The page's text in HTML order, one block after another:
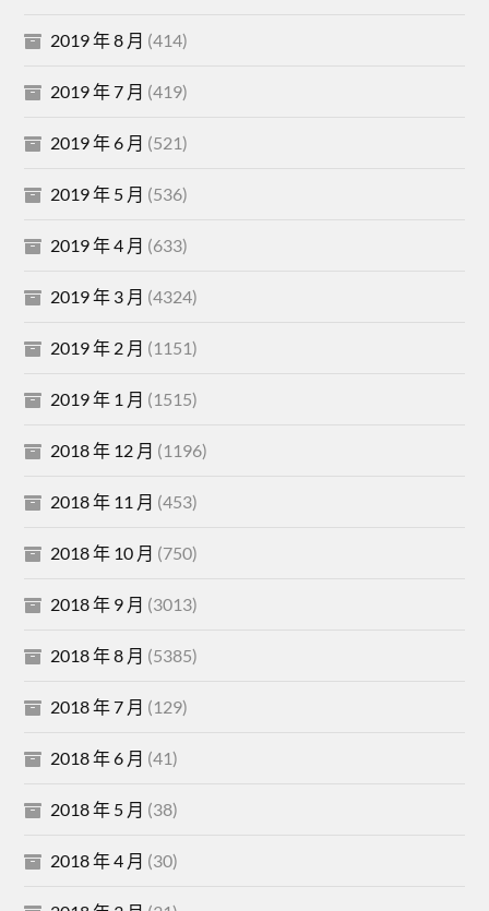
2019 年 8 月 (414)
2019 年 7 月 (419)
2019 年 6 月 (521)
2019 年 5 月 (536)
2019 年 4 月 (633)
2019 年 3 月 (4324)
2019 年 2 月 (1151)
2019 年 1 月 (1515)
2018 年 12 月 (1196)
2018 年 11 月 (453)
2018 年 10 月 (750)
2018 年 9 月 (3013)
2018 年 8 月 (5385)
2018 年 7 月 (129)
2018 年 6 月 (41)
2018 年 5 月 (38)
2018 年 4 月 (30)